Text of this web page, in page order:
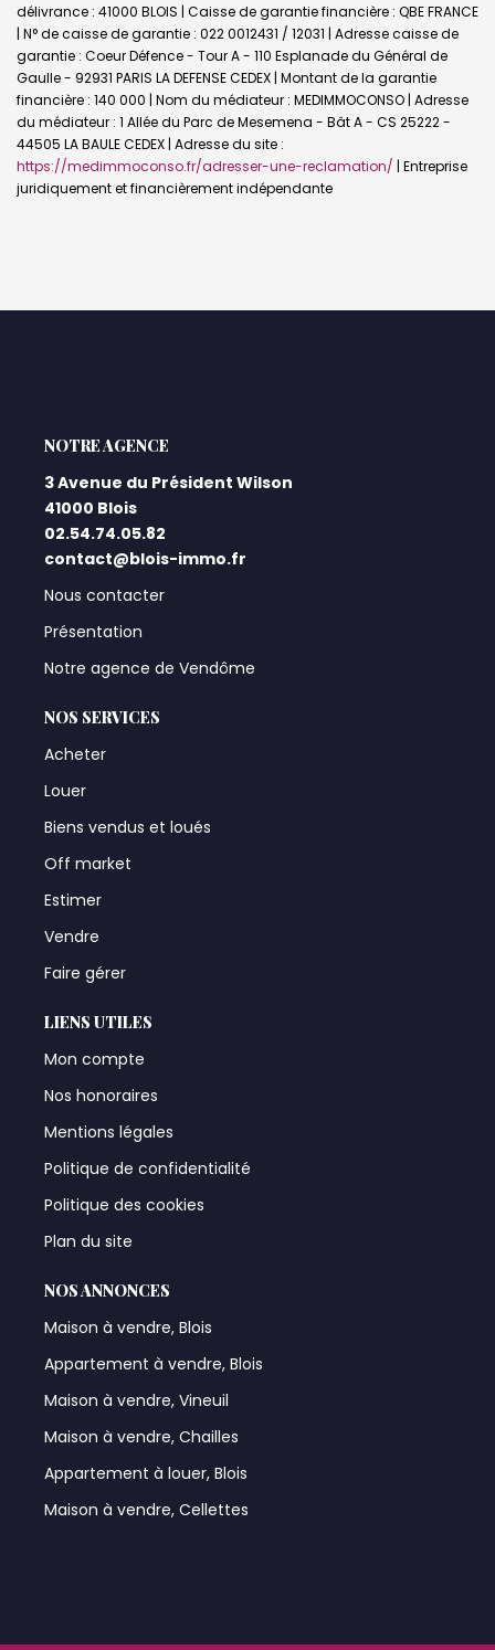
délivrance : 41000 BLOIS | Caisse de garantie financière : QBE FRANCE
| N° de caisse de garantie : 022 0012431 / 12031 | Adresse caisse de
garantie : Coeur Défence - Tour A - 110 Esplanade du Général de
Gaulle - 92931 PARIS LA DEFENSE CEDEX | Montant de la garantie
financière : 140 000 | Nom du médiateur : MEDIMMOCONSO | Adresse
du médiateur : 1 Allée du Parc de Mesemena - Bât A - CS 25222 -
44505 LA BAULE CEDEX | Adresse du site :
https://medimmoconso.fr/adresser-une-reclamation/ | Entreprise
juridiquement et financièrement indépendante
L'AGENCE
3 Avenue du Président Wilson
41000 Blois
02.54.74.05.82
contact@blois-immo.fr
Nous contacter
Présentation
Notre agence de Vendôme
NOS SERVICES
Acheter
Louer
Biens vendus et loués
Off market
Estimer
Vendre
Faire gérer
LIENS UTILES
Mon compte
Nos honoraires
Mentions légales
Politique de confidentialité
Politique des cookies
Plan du site
NOS ANNONCES
Maison à vendre, Blois
Appartement à vendre, Blois
Maison à vendre, Vineuil
Maison à vendre, Chailles
Appartement à louer, Blois
Maison à vendre, Cellettes